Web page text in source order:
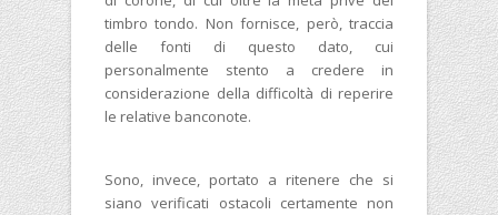
timbro tondo. Non fornisce, però, traccia
delle fonti di questo dato, cui
personalmente stento a credere in
considerazione della difficoltà di reperire
le relative banconote.
Sono, invece, portato a ritenere che si
siano verificati ostacoli certamente non